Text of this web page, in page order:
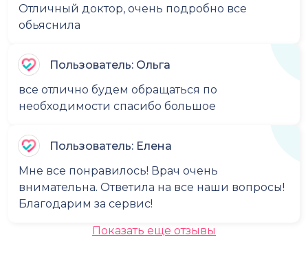
Отличный доктор, очень подробно все
обьяснила
Пользователь: Ольга
все отлично будем обращаться по
необходимости спасибо большое
Пользователь: Елена
Мне все понравилось! Врач очень
внимательна. Ответила на все наши вопросы!
Благодарим за сервис!
Показать еще отзывы